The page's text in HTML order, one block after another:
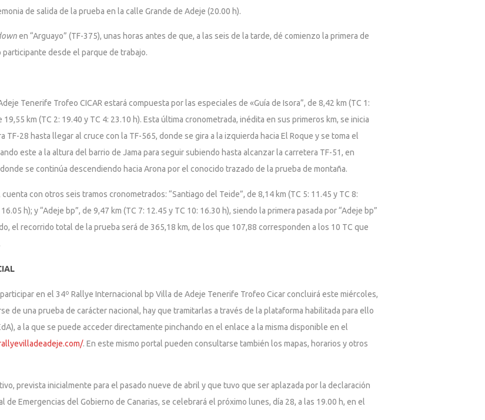
de salida de la prueba en la calle Grande de Adeje (20.00 h).
en “Arguayo” (TF-375), unas horas antes de que, a las seis de la tarde, dé comienzo la primera de
desde el parque de trabajo.
Tenerife Trofeo CICAR estará compuesta por las especiales de «Guía de Isora”, de 8,42 km (TC 1:
km (TC 2: 19.40 y TC 4: 23.10 h). Esta última cronometrada, inédita en sus primeros km, se inicia
28 hasta llegar al cruce con la TF-565, donde se gira a la izquierda hacia El Roque y se toma el
este a la altura del barrio de Jama para seguir subiendo hasta alcanzar la carretera TF-51, en
se continúa descendiendo hacia Arona por el conocido trazado de la prueba de montaña.
con otros seis tramos cronometrados: “Santiago del Teide”, de 8,14 km (TC 5: 11.45 y TC 8:
h); y “Adeje bp”, de 9,47 km (TC 7: 12.45 y TC 10: 16.30 h), siendo la primera pasada por “Adeje bp”
el recorrido total de la prueba será de 365,18 km, de los que 107,88 corresponden a los 10 TC que
en el 34º Rallye Internacional bp Villa de Adeje Tenerife Trofeo Cicar concluirá este miércoles,
de una prueba de carácter nacional, hay que tramitarlas a través de la plataforma habilitada para ello
a la que se puede acceder directamente pinchando en el enlace a la misma disponible en el
. En este mismo portal pueden consultarse también los mapas, horarios y otros
prevista inicialmente para el pasado nueve de abril y que tuvo que ser aplazada por la declaración
Emergencias del Gobierno de Canarias, se celebrará el próximo lunes, día 28, a las 19.00 h, en el